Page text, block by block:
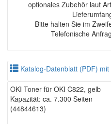
optionales Zubehör laut
Bitte halten Sie im
Telefonische
Katalog-Datenblatt (PDF)
OKI Toner für OKI C822, gelb
Kapazität: ca. 7.300 Seiten
(44844613)